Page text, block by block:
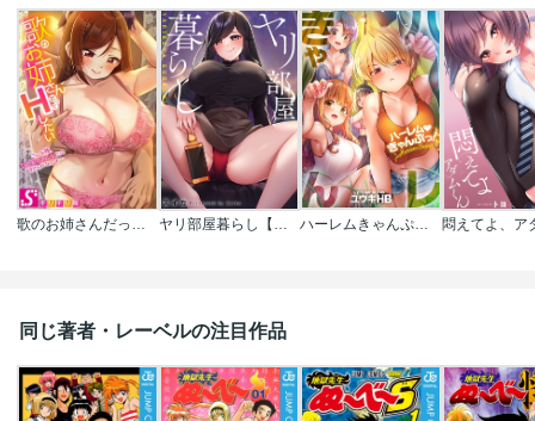
歌のお姉さんだってHしたい～こんな顔､TVの前のみんなには見せられないよ… ヤリ部屋暮らし【フルカラー】 ハーレムきゃんぷっ！【フルカラー】
同じ著者・レーベルの注目作品